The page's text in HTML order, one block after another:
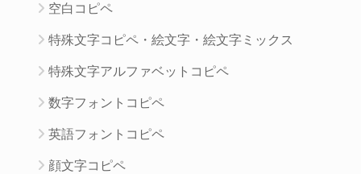
空白コピペ
特殊文字コピペ・絵文字・絵文字ミックス
特殊文字アルファベットコピペ
数字フォントコピペ
英語フォントコピペ
顔文字コピペ